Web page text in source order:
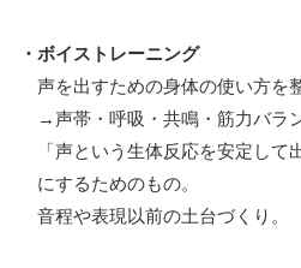
・ボイストレーニング
声を出すための身体の使い方を
→声帯・呼吸・共鳴・筋力バラン
「声という生体反応を安定して
にするためのもの。
音程や表現以前の土台づくり。